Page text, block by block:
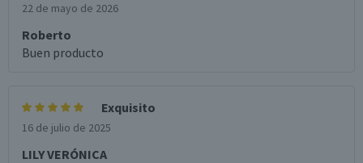
22 de mayo de 2026
Roberto
Buen producto
Exquisito
16 de julio de 2025
LILY VERÓNICA